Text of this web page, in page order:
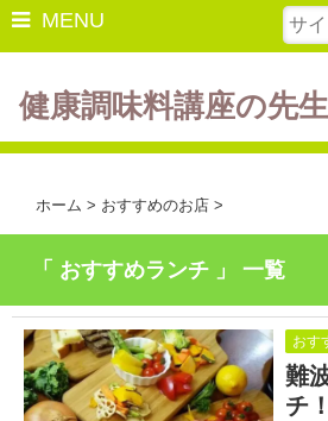
MENU
開催中の講座
ダイエット
レシピ
酵素ファスティング
健康調味料講座の先
ホーム > おすすめのお店 >
「 おすすめランチ 」 一覧
おす
難
チ